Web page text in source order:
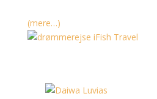
(mere…)